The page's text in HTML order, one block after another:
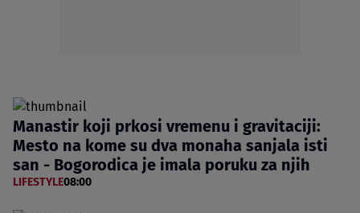
Manastir koji prkosi vremenu i gravitaciji:
Mesto na kome su dva monaha sanjala isti
san - Bogorodica je imala poruku za njih
LIFESTYLE08:00